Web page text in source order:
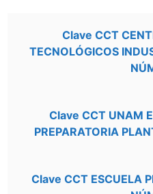
Clave CCT
TECNOLÓGICOS
Clave CCT UNAM
PREPARATORIA
Clave CCT ESCUELA